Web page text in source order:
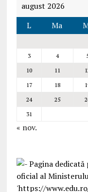
august 2026
L
Ma
3
4
10
11
17
18
24
25
31
« nov.